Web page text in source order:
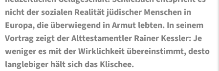
nicht der sozialen Realität jüdischer Menschen in
Europa, die überwiegend in Armut lebten. In seinem
Vortrag zeigt der Alttestamentler Rainer Kessler: Je
weniger es mit der Wirklichkeit übereinstimmt, desto
langlebiger hält sich das Klischee.